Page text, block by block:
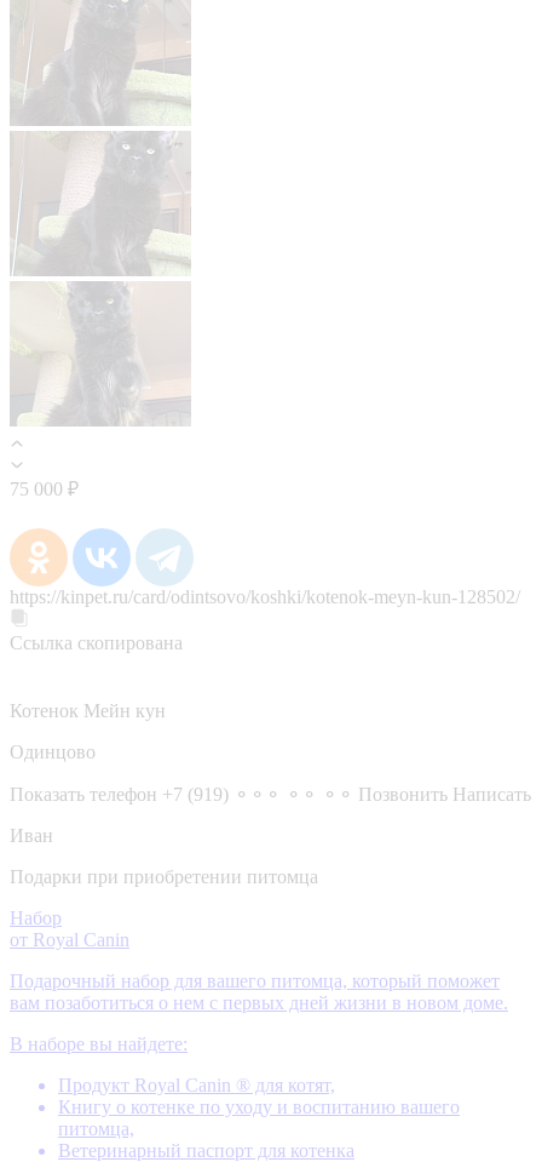
75 000 ₽
https://kinpet.ru/card/odintsovo/koshki/kotenok-meyn-kun-128502/
Ссылка скопирована
Котенок Мейн кун
Одинцово
Показать телефон +7 (919) ⚬⚬⚬ ⚬⚬ ⚬⚬ Позвонить Написать
Иван
Подарки при приобретении питомца
Набор
от Royal Canin
Подарочный набор для вашего питомца, который поможет
вам позаботиться о нем с первых дней жизни в новом доме.
В наборе вы найдете:
Продукт Royal Canin ® для котят,
Книгу о котенке по уходу и воспитанию вашего
питомца,
Ветеринарный паспорт для котенка